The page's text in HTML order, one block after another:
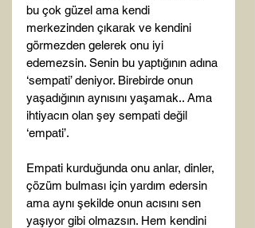
bu çok güzel ama kendi
merkezinden çıkarak ve kendini
görmezden gelerek onu iyi
edemezsin. Senin bu yaptığının adına
‘sempati’ deniyor. Birebirde onun
yaşadığının aynısını yaşamak.. Ama
ihtiyacın olan şey sempati değil
‘empati’.
Empati kurduğunda onu anlar, dinler,
çözüm bulması için yardım edersin
ama aynı şekilde onun acısını sen
yaşıyor gibi olmazsın. Hem kendini